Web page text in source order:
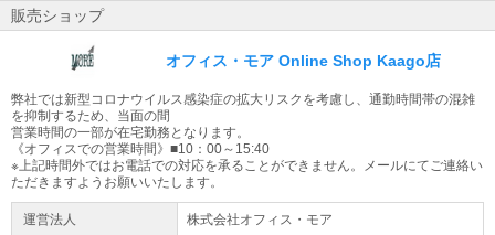
販売ショップ
オフィス・モア Online Shop Kaago店
弊社では新型コロナウイルス感染症の拡大リスクを考慮し、通勤時間帯の混雑
を抑制するため、当面の間
営業時間の一部が在宅勤務となります。
《オフィスでの営業時間》■10：00～15:40
※上記時間外ではお電話での対応を承ることができません。メールにてご連絡い
ただきますようお願いいたします。
運営法人 株式会社オフィス・モア